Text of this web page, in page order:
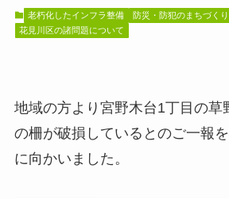
老朽化したインフラ整備
防災・防犯のまちづくり
花見川区の諸問題について
地域の方より宮野木台1丁目の草
の柵が破損しているとのご一報
に向かいました。